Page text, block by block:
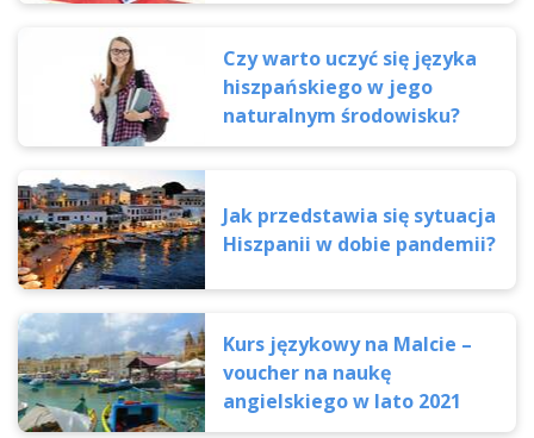
Czy warto uczyć się języka
hiszpańskiego w jego
naturalnym środowisku?
Jak przedstawia się sytuacja
Hiszpanii w dobie pandemii?
Kurs językowy na Malcie –
voucher na naukę
angielskiego w lato 2021